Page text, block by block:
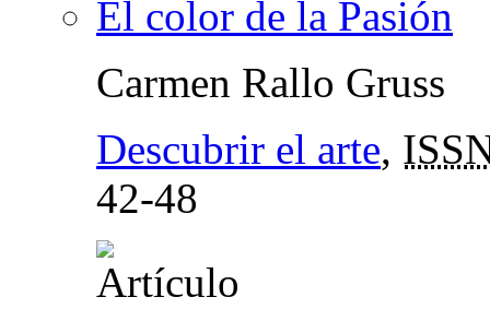
El color de la Pasión
Carmen Rallo Gruss
Descubrir el arte,
42-48